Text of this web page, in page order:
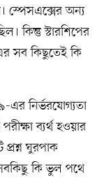
স্পেসএক্সের অন্য
কিন্তু স্টারশিপের
সব কিছুতেই কি
নির্ভরযোগ্যতা
ব্যর্থ হওয়ার
ঘুরপাক
সবকিছু কি ভুল পথে